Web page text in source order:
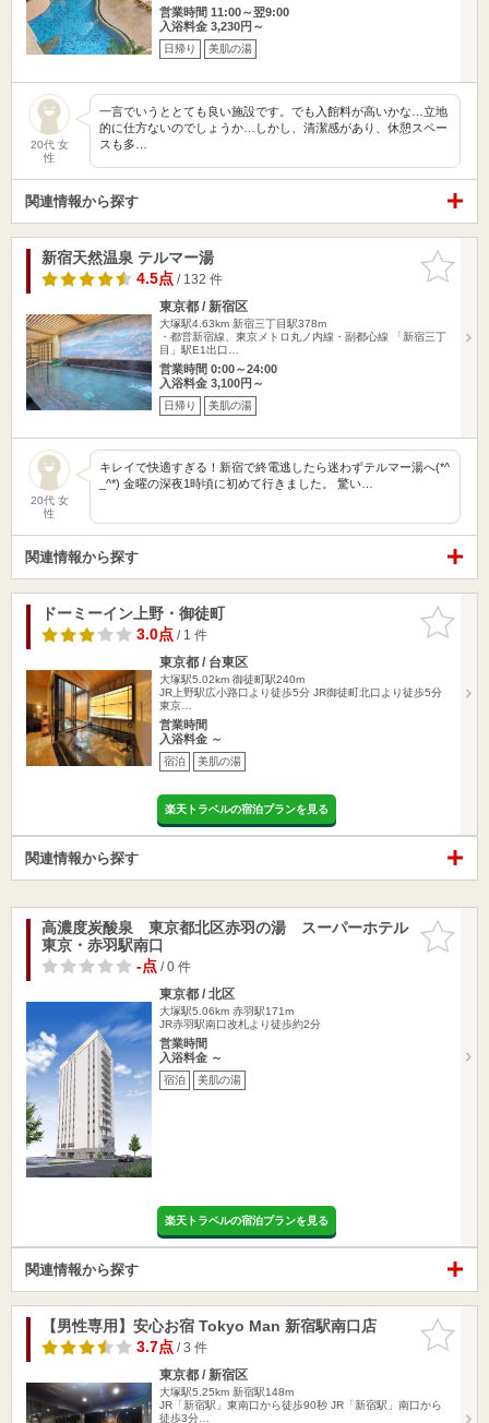
営業時間 11:00～翌9:00
入浴料金 3,230円～
日帰り 美肌の湯
20代 女
性
一言でいうととても良い施設です。でも入館料が高いかな…立地
的に仕方ないのでしょうか…しかし、清潔感があり、休憩スペー
スも多…
関連情報から探す
お気に入
りに追加
新宿天然温泉 テルマー湯
4.5点/ 132 件
東京都 / 新宿区
大塚駅4.63km 新宿三丁目駅378m
・都営新宿線、東京メトロ丸ノ内線・副都心線 「新宿三丁
目」駅E1出口…
営業時間 0:00～24:00
入浴料金 3,100円～
日帰り 美肌の湯
20代 女
性
キレイで快適すぎる！新宿で終電逃したら迷わずテルマー湯へ(*^
_^*) 金曜の深夜1時頃に初めて行きました。 驚い…
関連情報から探す
お気に入
りに追加
ドーミーイン上野・御徒町
3.0点/ 1 件
東京都 / 台東区
大塚駅5.02km 御徒町駅240m
JR上野駅広小路口より徒歩5分 JR御徒町北口より徒歩5分
東京…
営業時間
入浴料金 ～
宿泊 美肌の湯
楽天トラベルの宿泊プランを見る
関連情報から探す
お気に入
りに追加
高濃度炭酸泉 東京都北区赤羽の湯 スーパーホテル
東京・赤羽駅南口
-点/ 0 件
東京都 / 北区
大塚駅5.06km 赤羽駅171m
JR赤羽駅南口改札より徒歩約2分
営業時間
入浴料金 ～
宿泊 美肌の湯
楽天トラベルの宿泊プランを見る
関連情報から探す
お気に入
りに追加
【男性専用】安心お宿 Tokyo Man 新宿駅南口店
3.7点/ 3 件
東京都 / 新宿区
大塚駅5.25km 新宿駅148m
JR「新宿駅」東南口から徒歩90秒 JR「新宿駅」南口から
徒歩3分…